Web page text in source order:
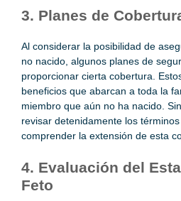
3. Planes de
Al considerar la posibilidad de
no nacido, algunos planes de
proporcionar cierta cobertura.
beneficios que abarcan a toda la
miembro que aún no ha nacido.
revisar detenidamente los
comprender la extensión de esta
4. Evaluación del
Feto